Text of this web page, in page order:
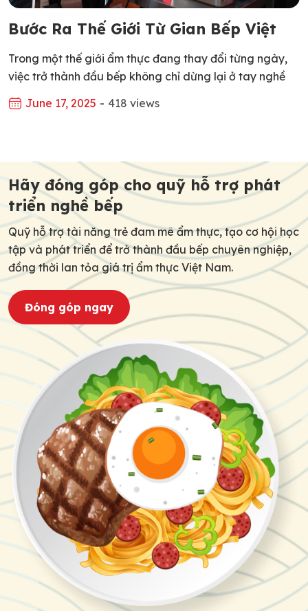
Bước Ra Thế Giới Từ Gian Bếp Việt
Trong một thế giới ẩm thực đang thay đổi từng ngày,
việc trở thành đầu bếp không chỉ dừng lại ở tay nghề
giỏi trong nước, mà còn là hành trình vươn ra toàn cầu,
học hỏi tại các nền ẩm thực phát triển, tiếp cận quy
June 17, 2025 - 418 views
navigation
Hãy đóng góp cho quỹ hỗ trợ phát
triển nghề bếp
Quỹ hỗ trợ tài năng trẻ đam mê ẩm thực, tạo cơ hội học
tập và phát triển để trở thành đầu bếp chuyên nghiệp,
đồng thời lan tỏa giá trị ẩm thực Việt Nam.
Đóng góp ngay